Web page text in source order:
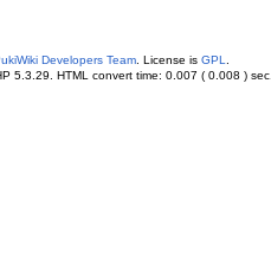
Developers Team. License is GPL
5.3.29. HTML convert time: 0.007 ( 0.008 ) sec.